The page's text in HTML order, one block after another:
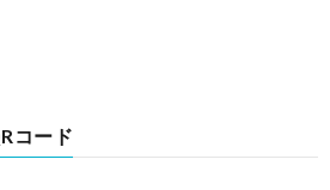
コード